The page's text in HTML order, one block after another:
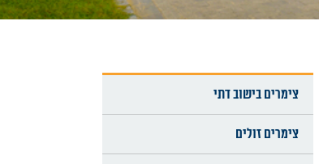
הוסף לתכניה שלי
צימרים בישוב דתי
צימרים זולים